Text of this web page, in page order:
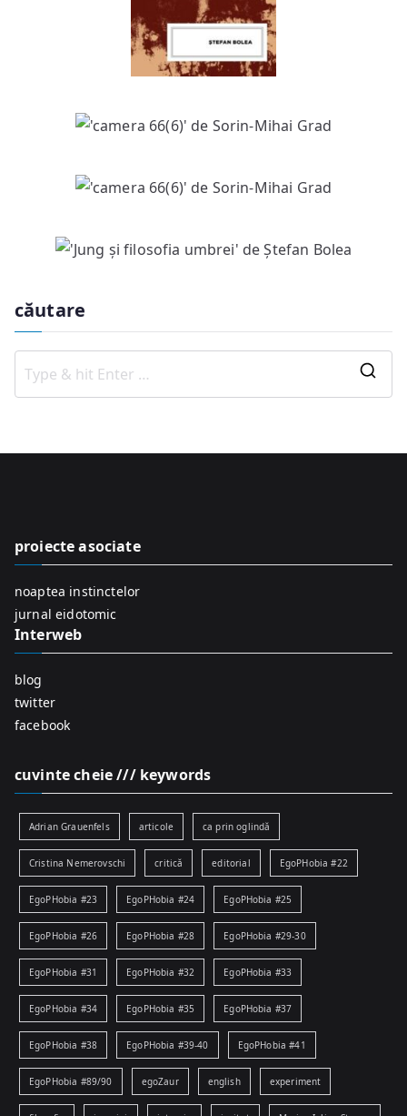
căutare
o
proiecte asociate
noaptea instinctelor
jurnal eidotomic
Interweb
blog
twitter
facebook
cuvinte cheie /// keywords
Adrian Grauenfels articole ca prin oglindă
Cristina Nemerovschi critică editorial EgoPHobia #22
EgoPHobia #23 EgoPHobia #24 EgoPHobia #25
EgoPHobia #26 EgoPHobia #28 EgoPHobia #29-30
EgoPHobia #31 EgoPHobia #32 EgoPHobia #33
EgoPHobia #34 EgoPHobia #35 EgoPHobia #37
EgoPHobia #38 EgoPHobia #39-40 EgoPHobia #41
EgoPHobia #89/90 egoZaur english experiment